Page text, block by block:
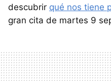
descubrir qué nos tiene
gran cita de martes 9